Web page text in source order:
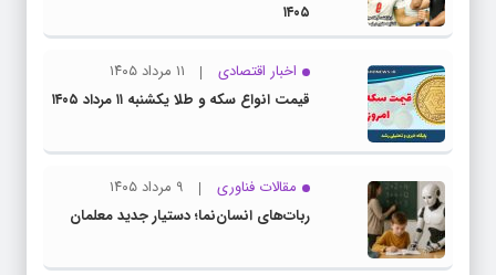
۱۴۰۵
اخبار اقتصادی
۱۱ مرداد ۱۴۰۵
قیمت انواع سکه و طلا یکشنبه ۱۱ مرداد ۱۴۰۵
مقالات فناوری
۹ مرداد ۱۴۰۵
ربات‌های انسان‌نما؛ دستیار جدید معلمان